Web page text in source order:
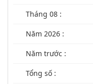
Tháng 08 :
Năm 2026 :
Năm trước :
Tổng số :